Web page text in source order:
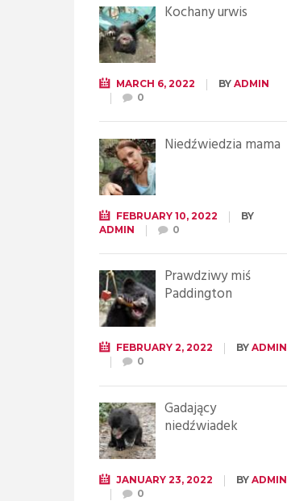
Kochany urwis
MARCH 6, 2022 BY ADMIN
0
Niedźwiedzia mama
FEBRUARY 10, 2022
BY
ADMIN
0
Prawdziwy miś
Paddington
FEBRUARY 2, 2022 BY ADMIN
0
Gadający
niedźwiadek
JANUARY 23, 2022 BY ADMIN
0